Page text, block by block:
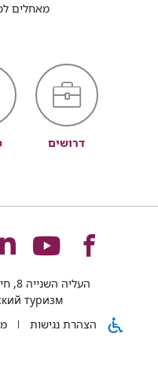
מאחלים
דרושים
לעמוד
שלשל
העליה השנייה 8, חיפה
туризм
הצהרת נגישות